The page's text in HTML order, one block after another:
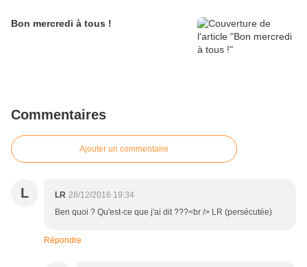
Bon mercredi à tous !
Commentaires
Ajouter un commentaire
L LR 28/12/2016 19:34
Ben quoi ? Qu'est-ce que j'ai dit ???<br /> LR (persécutée)
Répondre